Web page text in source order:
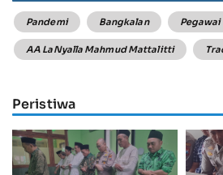
Pandemi Bangkalan Pegawai
AA LaNyalla Mahmud Mattalitti
Peristiwa